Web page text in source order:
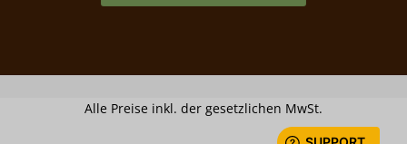
Alle Preise inkl. der gesetzlichen MwSt.